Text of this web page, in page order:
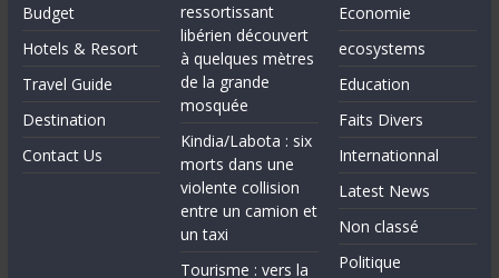
Budget
Hotels & Resort
Travel Guide
Destination
Contact Us
ressortissant
libérien découvert
à quelques mètres
de la grande
mosquée
Kindia/Labota : six
morts dans une
violente collision
entre un camion et
un taxi
Tourisme : vers la
Economie
ecosystems
Education
Faits Divers
Internationnal
Latest News
Non classé
Politique